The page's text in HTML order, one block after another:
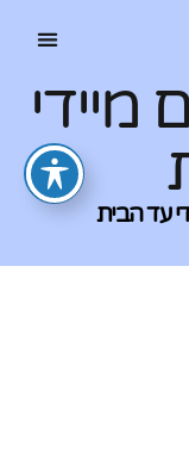
מיידי
עד הבית